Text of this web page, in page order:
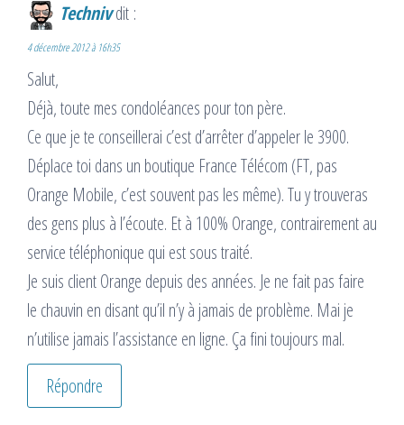
Technivdit :
4 décembre 2012 à 16h35
Salut,
Déjà, toute mes condoléances pour ton père.
Ce que je te conseillerai c’est d’arrêter d’appeler le 3900.
Déplace toi dans un boutique France Télécom (FT, pas
Orange Mobile, c’est souvent pas les même). Tu y trouveras
des gens plus à l’écoute. Et à 100% Orange, contrairement au
service téléphonique qui est sous traité.
Je suis client Orange depuis des années. Je ne fait pas faire
le chauvin en disant qu’il n’y à jamais de problème. Mai je
n’utilise jamais l’assistance en ligne. Ça fini toujours mal.
Répondre